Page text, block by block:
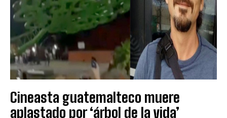
Cineasta guatemalteco muere
aplastado por ‘árbol de la vida’